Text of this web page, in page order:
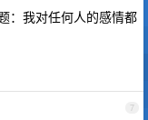
：我对任何人的感情都
7